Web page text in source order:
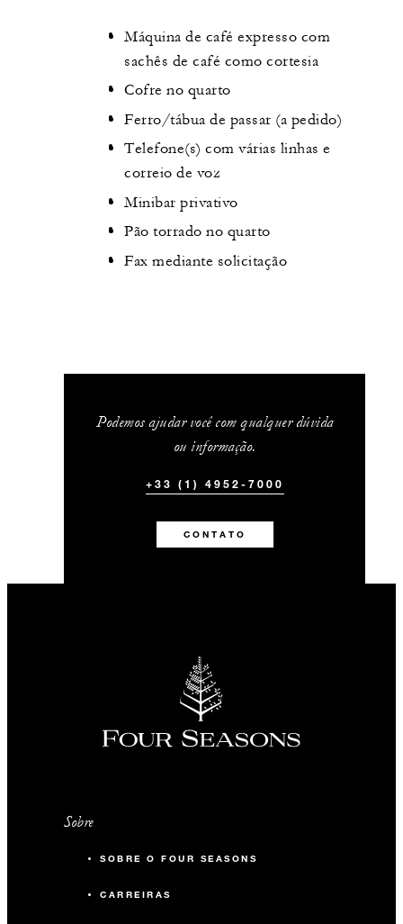
Máquina de café expresso com
sachês de café como cortesia
Cofre no quarto
Ferro/tábua de passar (a pedido)
Telefone(s) com várias linhas e
correio de voz
Minibar privativo
Pão torrado no quarto
Fax mediante solicitação
Podemos ajudar você com qualquer dúvida
ou informação.
+33 (1) 4952-7000
CONTATO
Sobre
SOBRE O FOUR SEASONS
CARREIRAS